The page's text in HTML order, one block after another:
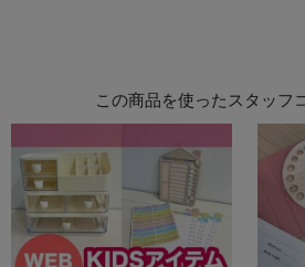
この商品を使ったスタッフ